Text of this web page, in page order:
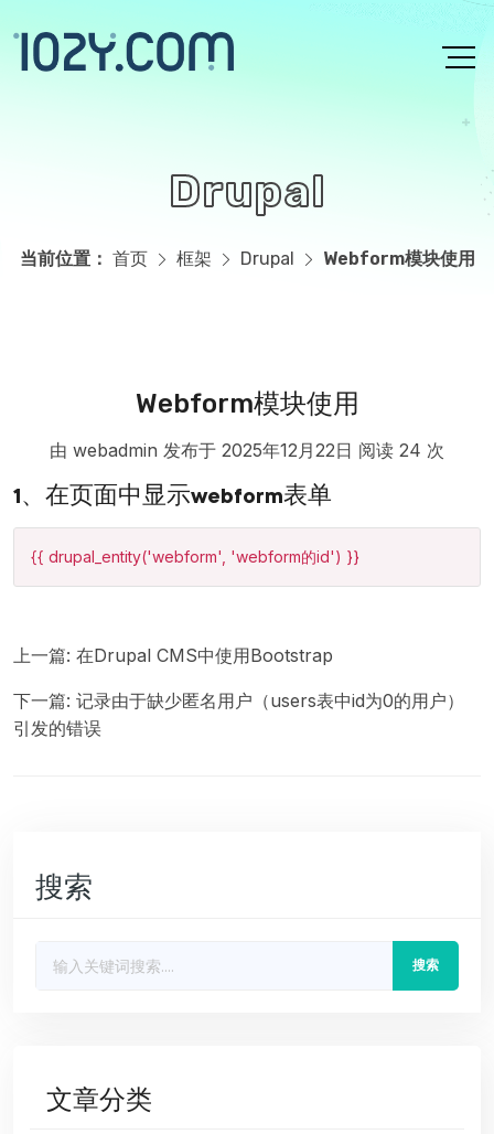
Drupal
当前位置： 首页 框架 Drupal Webform模块使用
Webform模块使用
由 webadmin 发布于 2025年12月22日 阅读 24 次
1、在页面中显示webform表单
{{ drupal_entity('webform', 'webform的id') }}
上一篇: 在Drupal CMS中使用Bootstrap
下一篇: 记录由于缺少匿名用户（users表中id为0的用户）
引发的错误
搜索
搜索
文章分类